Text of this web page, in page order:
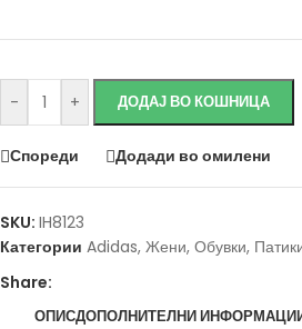
- + ДОДАЈ ВО КОШНИЦА
Спореди Додади во омилени
SKU: IH8123
Категории Adidas, Жени, Обувки,
Share:
ОПИСДОПОЛНИТЕЛНИ